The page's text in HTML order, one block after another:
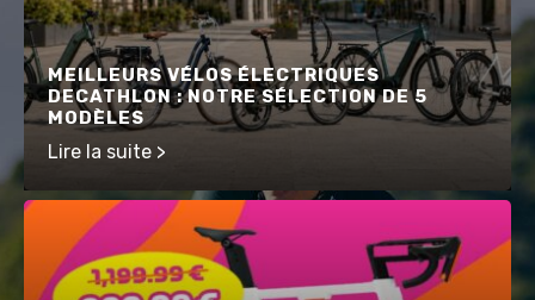
MEILLEURS VÉLOS ÉLECTRIQUES
DECATHLON : NOTRE SÉLECTION DE 5
MODÈLES
Lire la suite >